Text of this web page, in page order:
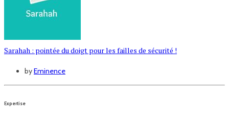
Sarahah : pointée du doigt pour les failles de sécurité !
byEminence
Expertise